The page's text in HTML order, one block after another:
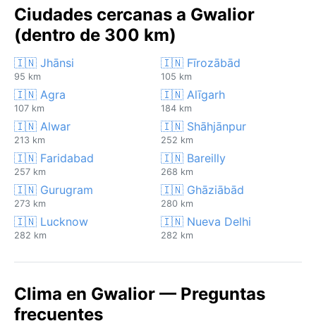
Ciudades cercanas a Gwalior
(dentro de 300 km)
🇮🇳 Jhānsi
95 km
🇮🇳 Fīrozābād
105 km
🇮🇳 Agra
107 km
🇮🇳 Alīgarh
184 km
🇮🇳 Alwar
213 km
🇮🇳 Shāhjānpur
252 km
🇮🇳 Faridabad
257 km
🇮🇳 Bareilly
268 km
🇮🇳 Gurugram
273 km
🇮🇳 Ghāziābād
280 km
🇮🇳 Lucknow
282 km
🇮🇳 Nueva Delhi
282 km
Clima en Gwalior — Preguntas
frecuentes